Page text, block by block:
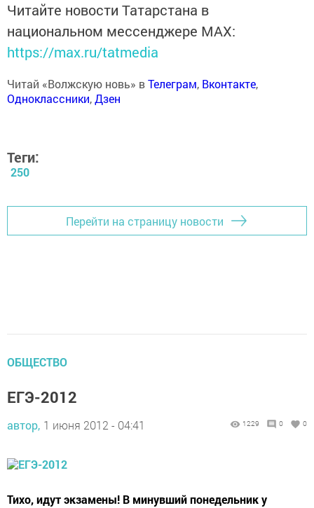
Читайте новости Татарстана в
национальном мессенджере MАХ:
https://max.ru/tatmedia
Читай «Волжскую новь» вТелеграм, Вконтакте,
Одноклассники,Дзен
Теги:
250
Перейти на страницу новости
ОБЩЕСТВО
ЕГЭ-2012
автор, 1 июня 2012 - 04:41 1229 0 0
Тихо, идут экзамены! В минувший понедельник у